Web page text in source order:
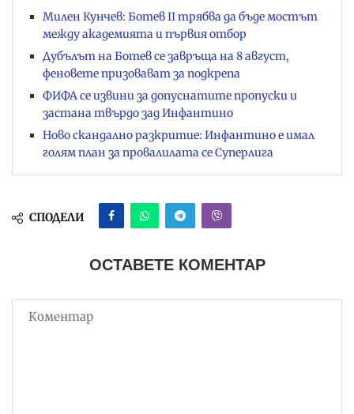
Милен Кунчев: Ботев II трябва да бъде мостът
между академията и първия отбор
Дубълът на Ботев се завръща на 8 август,
феновете призовават за подкрепа
ФИФА се извини за допуснатите пропуски и
застана твърдо зад Инфантино
Ново скандално разкритие: Инфантино е имал
голям план за провалилата се Суперлига
СПОДЕЛИ
ОСТАВЕТЕ КОМЕНТАР